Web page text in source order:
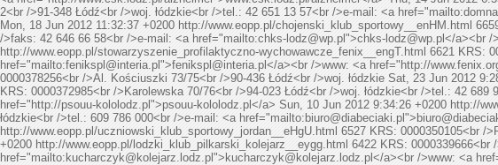
2<br />91-348 Łódź<br />woj. łódzkie<br />tel.: 42 651 13 57<br />e-mail: <a href="mailto:
Mon, 18 Jun 2012 11:32:37 +0200 http://www.eopp.pl/chojenski_klub_sportowy__enHM.html
/>faks: 42 646 66 58<br />e-mail: <a href="mailto:chks-lodz@wp.pl ">chks-lodz@wp.pl </a><br /
http://www.eopp.pl/stowarzyszenie_profilaktyczno-wychowawcze_fenix__engT.html 6621 KRS:
href="mailto:fenikspl@interia.pl ">fenikspl@interia.pl </a><br />www: <a href="http://
0000378256<br />Al. Kościuszki 73/75<br />90-436 Łódź<br />woj. łódzkie Sat, 23 Jun 2012
KRS: 0000372985<br />Karolewska 70/76<br />94-023 Łódź<br />woj. łódzkie<br />tel.: 42
href="http://psouu-kololodz.pl">psouu-kololodz.pl</a> Sun, 10 Jun 2012 9:34:26 +0200 http://
łódzkie<br />tel.: 609 786 000<br />e-mail: <a href="mailto: biuro@diabeciaki.pl ">
http://www.eopp.pl/uczniowski_klub_sportowy_jordan__eHgU.html 6527 KRS: 0000350105<br /
+0200 http://www.eopp.pl/lodzki_klub_pilkarski_kolejarz__eygg.html 6422 KRS: 0000339666<br
href="mailto: kucharczyk@kolejarz.lodz.pl "> kucharczyk@kolejarz.lodz.pl </a><br />www: <a